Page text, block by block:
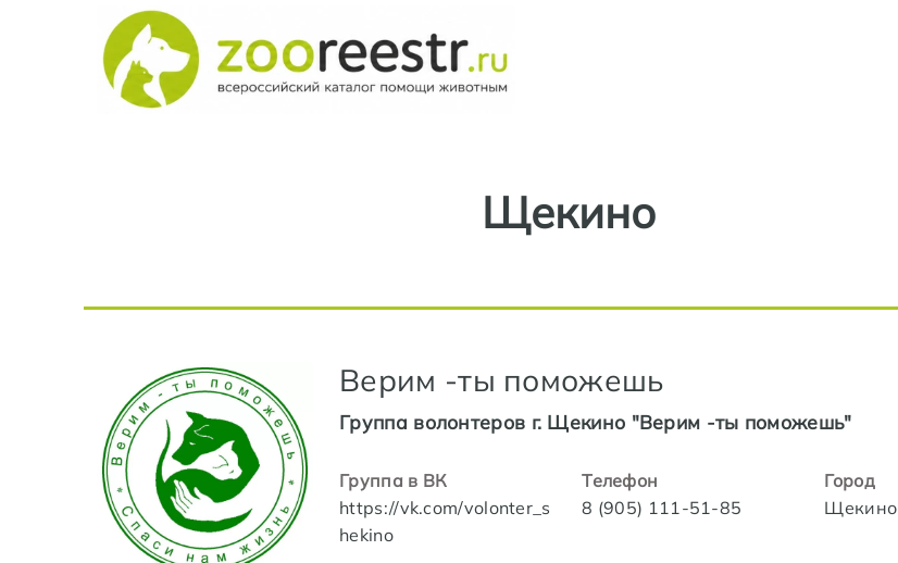
Щекино
Верим -ты поможешь
Группа волонтеров г. Щекино "Верим -ты поможешь"
Группа в ВК
https://vk.com/volonter_s
hekino
Телефон
8 (905) 111-51-85
Город
Щекино